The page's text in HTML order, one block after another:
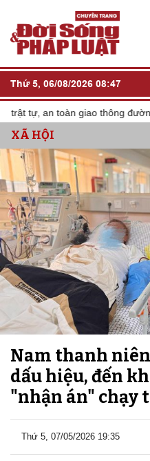
Thứ 5, 06/08/2026 08:47
an toàn giao thông đường bộ
XÃ HỘI
Nam thanh
dấu hiệu, đến
"nhận án" chạy
Thứ 5, 07/05/2026 19:35